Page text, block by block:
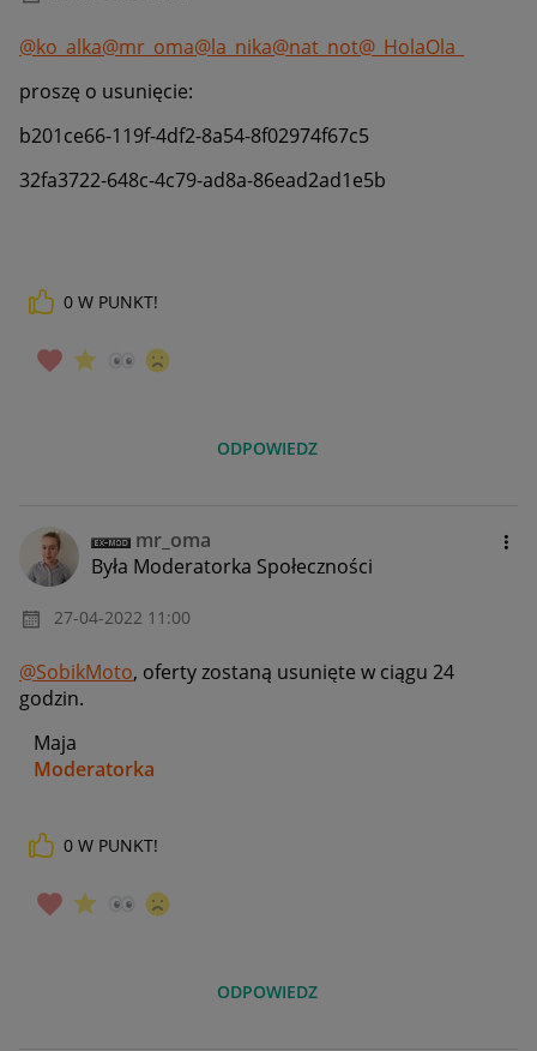
@ko_alka@mr_oma@la_nika@nat_not@_HolaOla_
proszę o usunięcie:
b201ce66-119f-4df2-8a54-8f02974f67c5
32fa3722-648c-4c79-ad8a-86ead2ad1e5b
0 W PUNKT!
ODPOWIEDZ
mr_oma
Była Moderatorka Społeczności
‎27-04-2022 11:00
@SobikMoto, oferty zostaną usunięte w ciągu 24
godzin.
Maja
Moderatorka
_____________
0 W PUNKT!
ODPOWIEDZ